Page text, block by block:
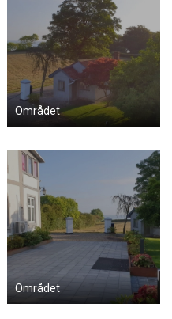
Området
Området